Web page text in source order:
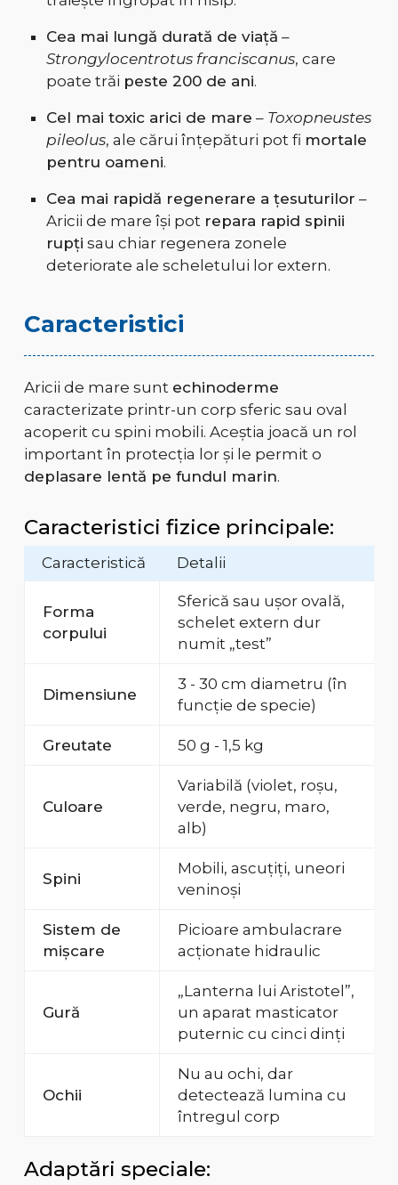
Cea mai lungă durată de viață –
Strongylocentrotus franciscanus, care
poate trăi peste 200 de ani.
Cel mai toxic arici de mare – Toxopneustes
pileolus, ale cărui înțepături pot fi mortale
pentru oameni.
Cea mai rapidă regenerare a țesuturilor –
Aricii de mare își pot repara rapid spinii
rupți sau chiar regenera zonele
deteriorate ale scheletului lor extern.
Caracteristici
Aricii de mare sunt echinoderme
caracterizate printr-un corp sferic sau oval
acoperit cu spini mobili. Aceștia joacă un rol
important în protecția lor și le permit o
deplasare lentă pe fundul marin.
Caracteristici fizice principale:
Caracteristică Detalii
Forma
corpului
Sferică sau ușor ovală,
schelet extern dur
numit „test”
Dimensiune
3 - 30 cm diametru (în
funcție de specie)
Greutate 50 g - 1,5 kg
Culoare
Variabilă (violet, roșu,
verde, negru, maro,
alb)
Spini
Mobili, ascuțiți, uneori
veninoși
Sistem de
mișcare
Picioare ambulacrare
acționate hidraulic
Gură
„Lanterna lui Aristotel”,
un aparat masticator
puternic cu cinci dinți
Ochii
Nu au ochi, dar
detectează lumina cu
întregul corp
Adaptări speciale: